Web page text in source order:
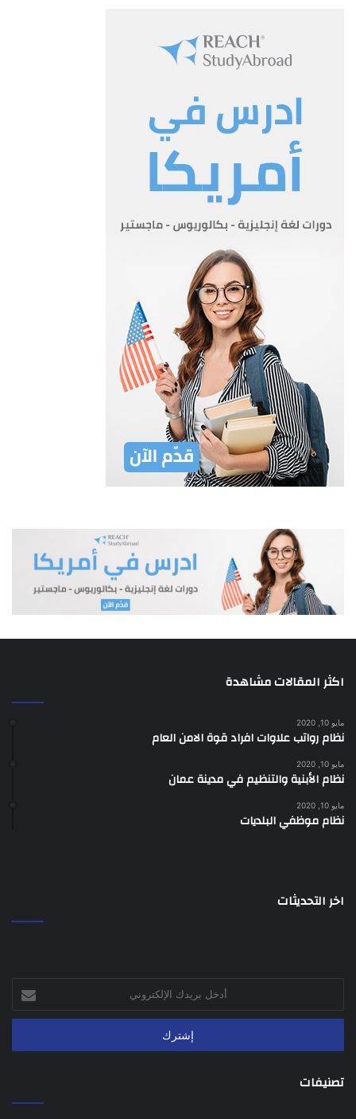
اكثر المقالات مشاهدة
مايو 10, 2020
نظام رواتب علاوات افراد قوة الامن العام
مايو 10, 2020
نظام الأبنية والتنظيم في مدينة عمان
مايو 10, 2020
نظام موظفي البلديات
اخر التحديثات
الإلكتروني
تصنيفات